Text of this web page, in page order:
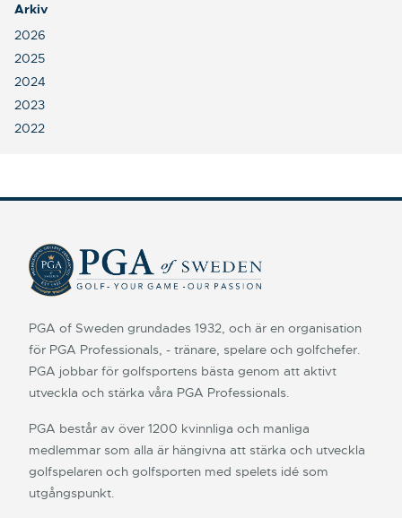
Arkiv
2026
2025
2024
2023
2022
PGA of Sweden grundades 1932, och är en organisation
för PGA Professionals, - tränare, spelare och golfchefer.
PGA jobbar för golfsportens bästa genom att aktivt
utveckla och stärka våra PGA Professionals.
PGA består av över 1200 kvinnliga och manliga
medlemmar som alla är hängivna att stärka och utveckla
golfspelaren och golfsporten med spelets idé som
utgångspunkt.